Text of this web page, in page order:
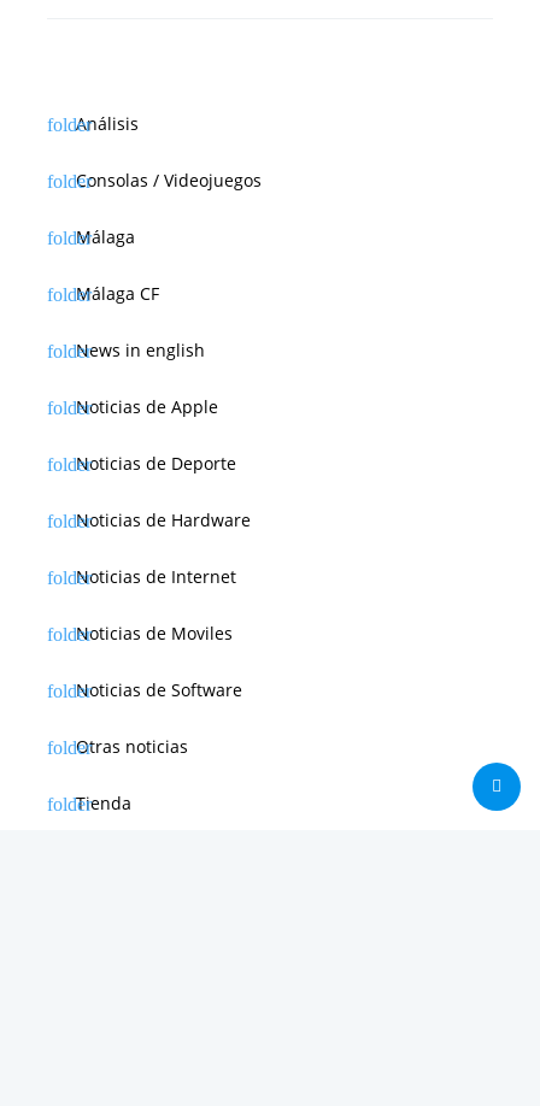
Análisis
Consolas / Videojuegos
Málaga
Málaga CF
News in english
Noticias de Apple
Noticias de Deporte
Noticias de Hardware
Noticias de Internet
Noticias de Moviles
Noticias de Software
Otras noticias
Tienda